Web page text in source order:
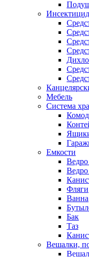
Мебель
Система
Емкости
Ведро
Ведро
Фляги
Ванна
Бак
Таз
Вешалки,